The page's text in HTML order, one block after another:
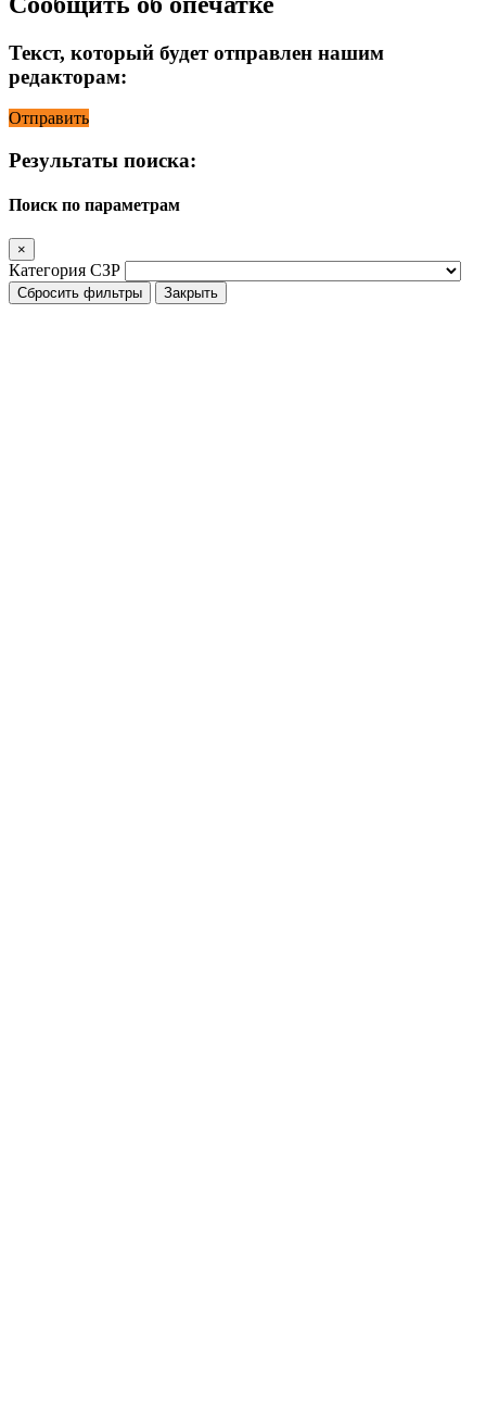
Текст, который будет отправлен нашим
редакторам:
Отправить
Результаты поиска:
Поиск по параметрам
×
Категория СЗР
Сбросить фильтры Закрыть